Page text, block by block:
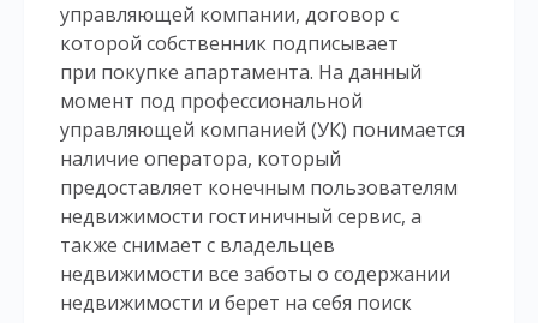
управляющей компании, договор с
которой собственник подписывает
при покупке апартамента. На данный
момент под профессиональной
управляющей компанией (УК) понимается
наличие оператора, который
предоставляет конечным пользователям
недвижимости гостиничный сервис, а
также снимает с владельцев
недвижимости все заботы о содержании
недвижимости и берет на себя поиск